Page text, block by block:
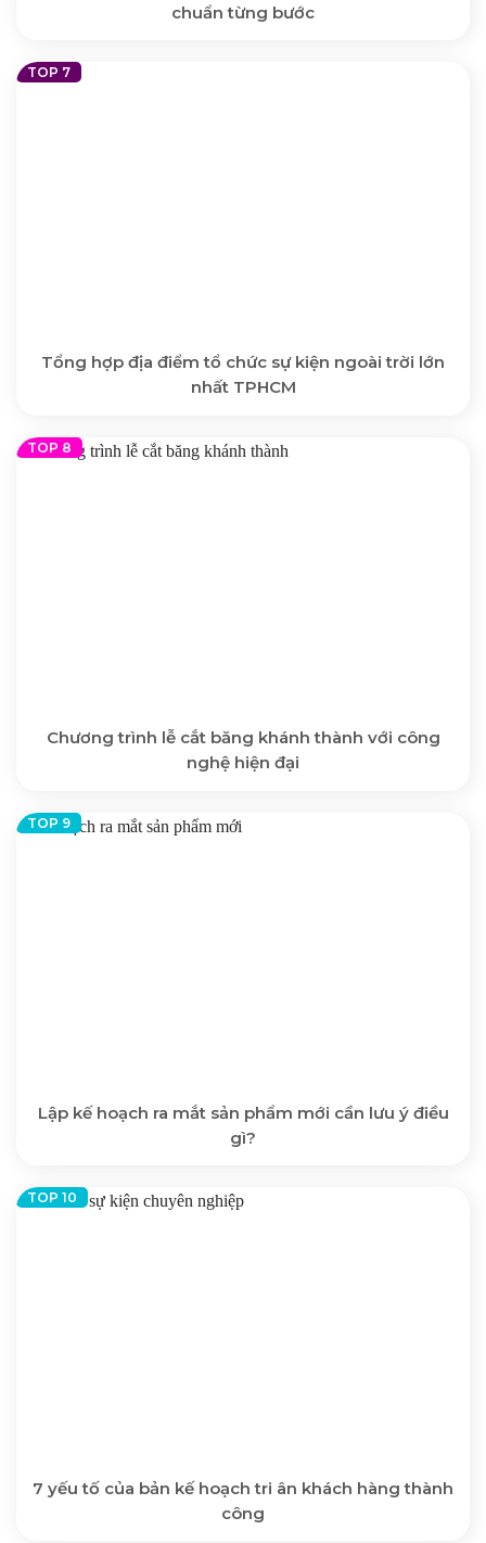
chuẩn từng bước
Tổng hợp địa điểm tổ chức sự kiện ngoài trời lớn
nhất TPHCM
Chương trình lễ cắt băng khánh thành với công
nghệ hiện đại
Lập kế hoạch ra mắt sản phẩm mới cần lưu ý điều
gì?
7 yếu tố của bản kế hoạch tri ân khách hàng thành
công